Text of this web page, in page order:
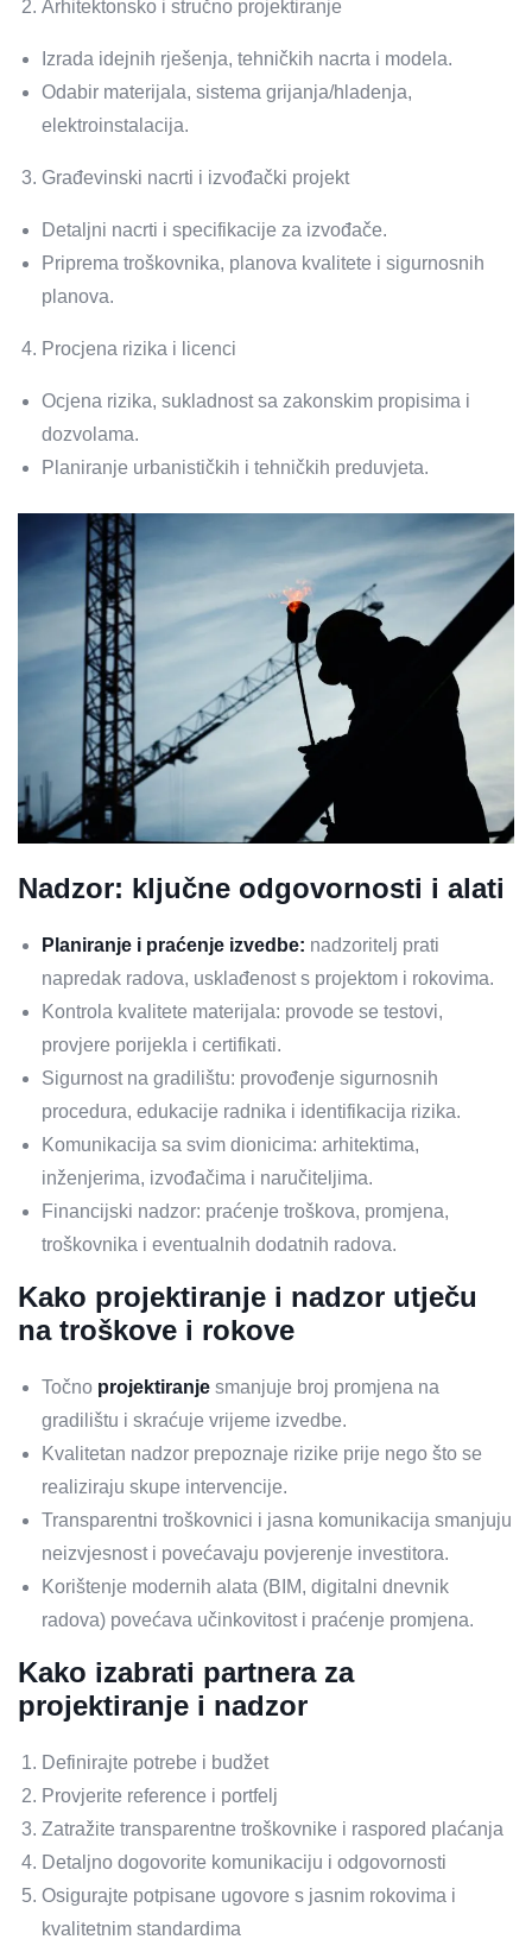
Arhitektonsko i stručno projektiranje
Izrada idejnih rješenja, tehničkih nacrta i modela.
Odabir materijala, sistema grijanja/hladenja,
elektroinstalacija.
Građevinski nacrti i izvođački projekt
Detaljni nacrti i specifikacije za izvođače.
Priprema troškovnika, planova kvalitete i sigurnosnih
planova.
Procjena rizika i licenci
Ocjena rizika, sukladnost sa zakonskim propisima i
dozvolama.
Planiranje urbanističkih i tehničkih preduvjeta.
Nadzor: ključne odgovornosti i alati
Planiranje i praćenje izvedbe: nadzoritelj prati
napredak radova, usklađenost s projektom i rokovima.
Kontrola kvalitete materijala: provode se testovi,
provjere porijekla i certifikati.
Sigurnost na gradilištu: provođenje sigurnosnih
procedura, edukacije radnika i identifikacija rizika.
Komunikacija sa svim dionicima: arhitektima,
inženjerima, izvođačima i naručiteljima.
Financijski nadzor: praćenje troškova, promjena,
troškovnika i eventualnih dodatnih radova.
Kako projektiranje i nadzor utječu
na troškove i rokove
Točno projektiranje smanjuje broj promjena na
gradilištu i skraćuje vrijeme izvedbe.
Kvalitetan nadzor prepoznaje rizike prije nego što se
realiziraju skupe intervencije.
Transparentni troškovnici i jasna komunikacija smanjuju
neizvjesnost i povećavaju povjerenje investitora.
Korištenje modernih alata (BIM, digitalni dnevnik
radova) povećava učinkovitost i praćenje promjena.
Kako izabrati partnera za
projektiranje i nadzor
Definirajte potrebe i budžet
Provjerite reference i portfelj
Zatražite transparentne troškovnike i raspored plaćanja
Detaljno dogovorite komunikaciju i odgovornosti
Osigurajte potpisane ugovore s jasnim rokovima i
kvalitetnim standardima